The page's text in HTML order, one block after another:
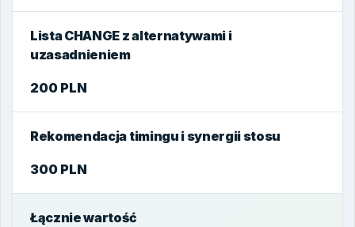
Lista CHANGE z alternatywami i
uzasadnieniem
200 PLN
Rekomendacja timingu i synergii stosu
300 PLN
Łącznie wartość